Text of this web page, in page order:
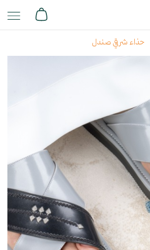
حذاء شرقي صندل